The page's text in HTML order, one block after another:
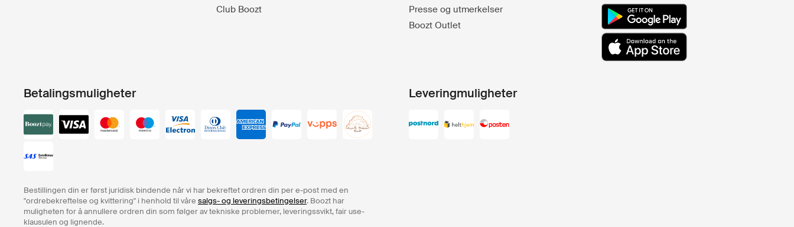
Club Boozt
Presse og utmerkelser
Boozt Outlet
Betalingsmuligheter
Bestillingen din er først juridisk bindende når vi har bekreftet ordren din per e-post med en
"ordrebekreftelse og kvittering" i henhold til våre salgs- og leveringsbetingelser. Boozt har
muligheten for å annullere ordren din som følger av tekniske problemer, leveringssvikt, fair use-
klausulen og lignende.
Leveringmuligheter